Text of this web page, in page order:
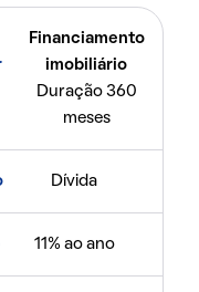
Financiamento
imobiliário
Duração 360
meses
Dívida
11% ao ano